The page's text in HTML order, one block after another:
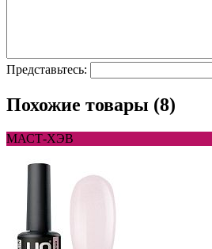
Представьтесь:
Похожие товары (8)
МАСТ-ХЭВ